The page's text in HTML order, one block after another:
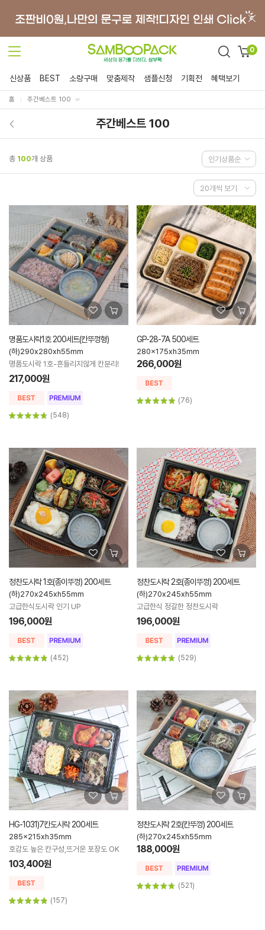
0
신상품 BEST 소량구매 맞춤제작 샘플신청 기획전 혜택보기
홈 주간베스트 100
주간베스트 100
총 100개 상품
명품도시락1호 200세트(칸뚜껑형)
(하)290x280xh55mm
명품도시락 1호-흔들리지않게 칸분리!
217,000원
(548)
GP-28-7A 500세트
280x175xh35mm
266,000원
(76)
정찬도시락 1호(종이뚜껑) 200세트
(하)270x245xh55mm
고급한식도시락 인기 UP
196,000원
(452)
정찬도시락 2호(종이뚜껑) 200세트
(하)270x245xh55mm
고급한식 정갈한 정찬도시락
196,000원
(529)
HG-1031)7칸도시락 200세트
285x215xh35mm
호감도 높은 칸구성,뜨거운 포장도 OK
103,400원
(157)
정찬도시락 2호(칸뚜껑) 200세트
(하)270x245xh55mm
188,000원
(521)